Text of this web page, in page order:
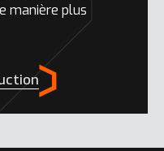
manière plus